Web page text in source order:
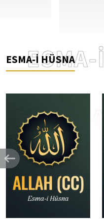
ESMA-İ HÜSNA
ESMA-İ
HÜSNA